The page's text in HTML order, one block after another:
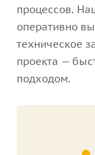
процессов.
оперативно
техническое
проекта —
подходом.